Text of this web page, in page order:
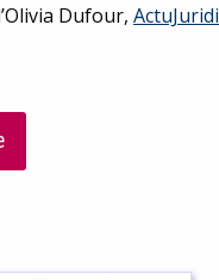
Dufour,